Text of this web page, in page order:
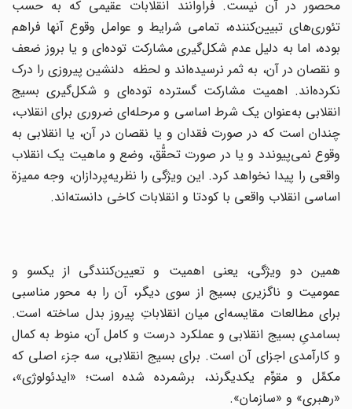
محصور در آن‌ نیست. فراوانند انقلابات‌ عقیمی‌ که‌ به‌ حسب‌
تئوری‌های‌ تبیین‌کننده‌، تمامی‌ شرایط‌ و عوامل‌ وقوع ‌آنها فراهم‌
بوده‌، اما به‌ دلیل‌ عدم‌ شکل‌گیری‌ مشارکت‌ توده‌ای‌ و یا بروز ضعف‌
و نقصان‌ در آن‌، به‌ ثمر نرسیده‌اند و لحظه دلنشین‌ پیروزی ‌را درک‌
نکرده‌اند. اهمیت‌ مشارکت‌ گسترده‌ توده‌ای‌ و شکل‌گیری‌ بسیج‌
انقلابی‌ به‌عنوان‌ یک‌ شرط‌ اساسی‌ و مرحله‌ای‌ ضروری‌ برای‌ انقلاب‌،
چندان‌ است‌ که‌ در صورت‌ فقدان‌ و یا نقصان‌ در آن‌، یا انقلابی‌ به‌
وقوع‌ نمی‌پیوندد و یا در صورت‌ تحقُّق‌، وضع‌ و ماهیت‌ یک‌ انقلاب‌
واقعی‌ را پیدا نخواهد کرد. این‌ ویژگی‌ را نظریه‌پردازان‌، وجه‌ ممیزة‌
اساسی‌ انقلاب‌ واقعی‌ با کودتا و انقلابات‌ کاخی‌ دانسته‌اند.
همین‌ دو ویژگی‌، یعنی‌ اهمیت‌ و تعیین‌کنندگی‌ از یکسو و
عمومیت‌ و ناگزیری‌ بسیج‌ از سوی‌ دیگر، آن‌ را به‌ محور مناسبی‌
برای ‌مطالعات‌ مقایسه‌ای‌ میان‌ انقلاباتِ پیروز بدل‌ ساخته‌ است‌.
بسامدی‌ِ بسیج‌ انقلابی‌ و عملکرد درست‌ و کامل‌ آن‌، منوط‌ به‌ کمال‌
و کارآمدی‌ اجزای‌ آن‌ است‌. برای‌ بسیج‌ انقلابی‌، سه‌ جزء اصلی‌ که‌
مکمِّل‌ و مقوِّم‌ یکدیگرند، برشمرده‌ شده‌ است‌؛ «ایدئولوژی‌»،
«رهبری‌» و «سازمان‌».